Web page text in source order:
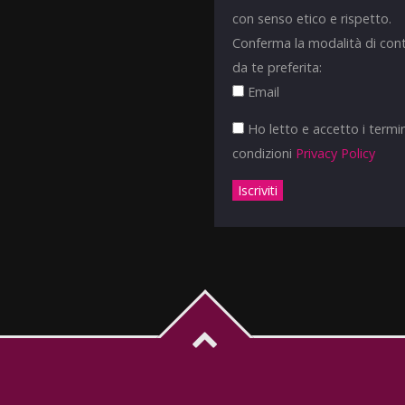
con senso etico e rispetto.
Conferma la modalità di
da te preferita:
Email
Ho letto e accetto i
condizioni Privacy Policy